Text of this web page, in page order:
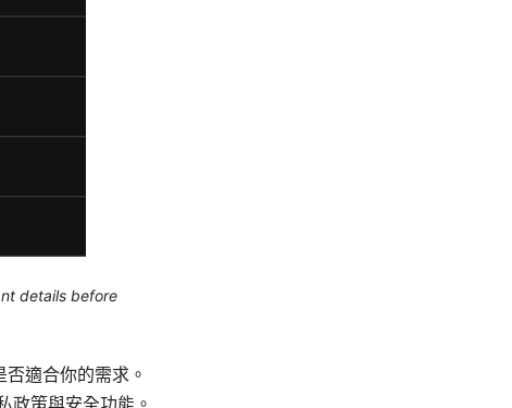
details before
適合你的需求。
政策與安全功能。